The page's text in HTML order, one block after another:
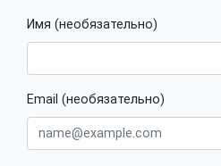
Имя (необязательно)
Email (необязательно)